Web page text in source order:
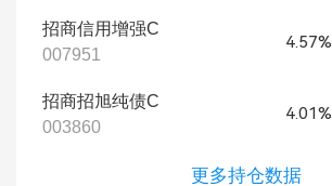
招商信用增强C
007951
4.57%
招商招旭纯债C
003860
4.01%
更多持仓数据